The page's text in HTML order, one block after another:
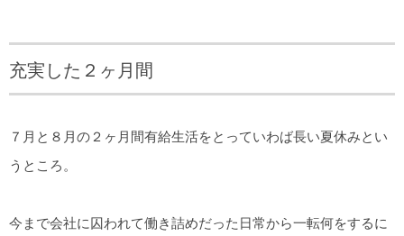
充実した２ヶ月間
７月と８月の２ヶ月間有給生活をとっていわば長い夏休みとい
うところ。
今まで会社に囚われて働き詰めだった日常から一転何をするに